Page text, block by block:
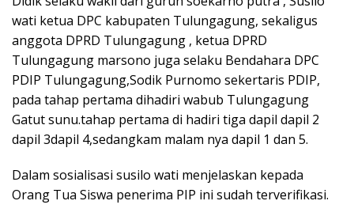
wati ketua DPC kabupaten Tulungagung, sekaligus
anggota DPRD Tulungagung , ketua DPRD
Tulungagung marsono juga selaku Bendahara DPC
PDIP Tulungagung,Sodik Purnomo sekertaris PDIP,
pada tahap pertama dihadiri wabub Tulungagung
Gatut sunu.tahap pertama di hadiri tiga dapil dapil 2
dapil 3dapil 4,sedangkam malam nya dapil 1 dan 5.
Dalam sosialisasi susilo wati menjelaskan kepada
Orang Tua Siswa penerima PIP ini sudah terverifikasi.